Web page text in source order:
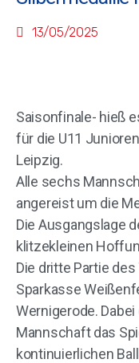
13/05/2025
Saisonfinale- hieß
für die U11
Leipzig.
Alle sechs
angereist um die
Die Ausgangslage
klitzekleinen
Die dritte Partie
Sparkasse
Wernigerode.
Mannschaft das
kontinuierlichen